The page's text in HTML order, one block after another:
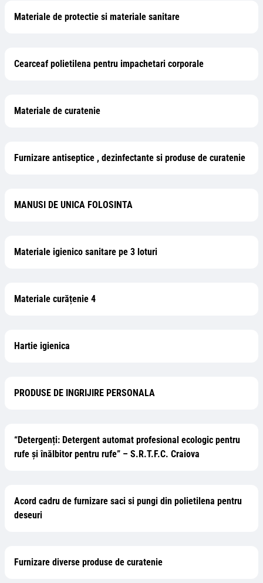
Materiale de protectie si materiale sanitare
Cearceaf polietilena pentru impachetari corporale
Materiale de curatenie
Furnizare antiseptice , dezinfectante si produse de curatenie
MANUSI DE UNICA FOLOSINTA
Materiale igienico sanitare pe 3 loturi
Materiale curățenie 4
Hartie igienica
PRODUSE DE INGRIJIRE PERSONALA
“Detergenți: Detergent automat profesional ecologic pentru
rufe și înălbitor pentru rufe” – S.R.T.F.C. Craiova
Acord cadru de furnizare saci si pungi din polietilena pentru
deseuri
Furnizare diverse produse de curatenie